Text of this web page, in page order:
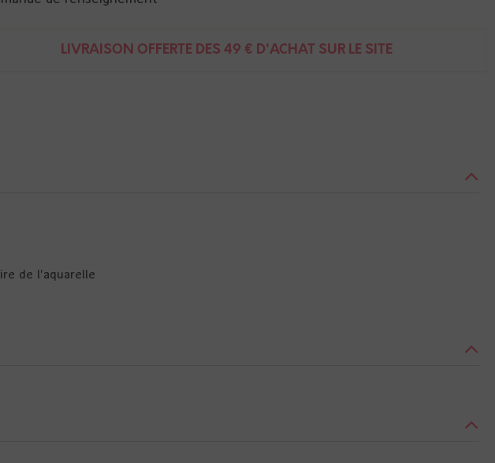
LIVRAISON OFFERTE DÈS 49 € D'ACHAT SUR LE SITE
de l'aquarelle